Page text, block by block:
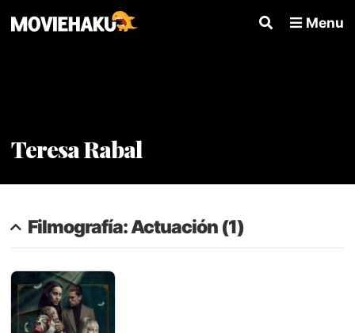
Menu
Teresa Rabal
Filmografía: Actuación (1)